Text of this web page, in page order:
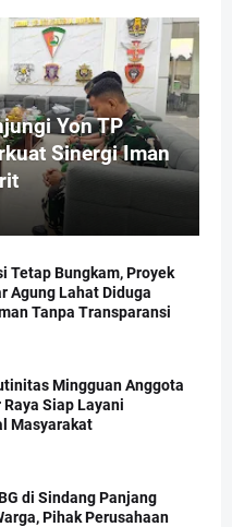
Yon TP
Sinergi Iman
Tetap Bungkam, Proyek
Agung Lahat Diduga
Tanpa Transparansi
Mingguan Anggota
Raya Siap Layani
Masyarakat
di Sindang Panjang
Pihak Perusahaan